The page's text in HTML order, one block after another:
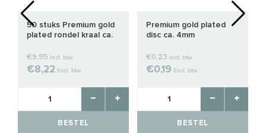
50 stuks Premium gold
plated rondel kraal ca.
€9,95 Incl. btw
€8,22 Excl. btw
BESTEL
Premium gold plated
disc ca. 4mm
€0,23 Incl. btw
€0,19 Excl. btw
BESTEL